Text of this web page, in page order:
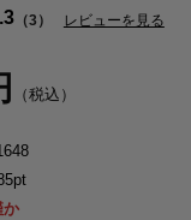
（3） レビューを見る
（税込）
か